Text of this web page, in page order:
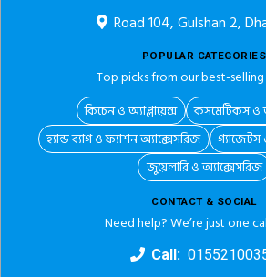
Road 104, Gulshan 2,
POPULAR CATEGORIES
Top picks from our best-
কিচেন ও অ্যাপ্লায়েন্স
কসমেটিকস ও
হ্যান্ড ব্যাগ ও ফ্যাশন অ্যাক্সেসরিজ
গ্যাজেটস
জুয়েলারি ও অ্যাক্সেসরিজ
CONTACT & SOCIAL
Need help? We’re just one
Call: